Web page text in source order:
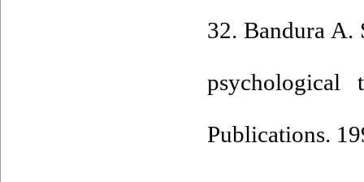
32. Bandura
Publications.